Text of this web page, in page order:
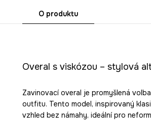
O produktu
Overal s viskózou – stylová
Zavinovací overal je promyšlená
outfitu. Tento model, inspirovaný
vzhled bez námahy, ideální pro